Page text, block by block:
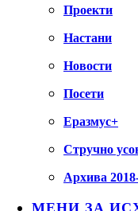
Проекти
Настани
Новости
Посети
Еразмус+
Стручно
Архива